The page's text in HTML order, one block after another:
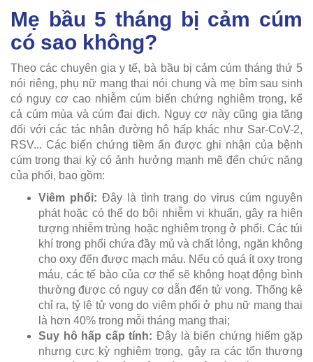
Mẹ bầu 5 tháng bị cảm cúm
có sao không?
Theo các chuyên gia y tế, bà bầu bị cảm cúm tháng thứ 5
nói riêng, phụ nữ mang thai nói chung và mẹ bỉm sau sinh
có nguy cơ cao nhiễm cúm biến chứng nghiêm trọng, kể
cả cúm mùa và cúm đại dịch. Nguy cơ này cũng gia tăng
đối với các tác nhân đường hô hấp khác như Sar-CoV-2,
RSV... Các biến chứng tiềm ẩn được ghi nhận của bệnh
cúm trong thai kỳ có ảnh hưởng mạnh mẽ đến chức năng
của phổi, bao gồm:
Viêm phổi: Đây là tình trạng do virus cúm nguyên
phát hoặc có thể do bội nhiễm vi khuẩn, gây ra hiện
tượng nhiễm trùng hoặc nghiêm trọng ở phổi. Các túi
khí trong phổi chứa đầy mủ và chất lỏng, ngăn không
cho oxy đến được mạch máu. Nếu có quá ít oxy trong
máu, các tế bào của cơ thể sẽ không hoạt động bình
thường được có nguy cơ dẫn đến tử vong. Thống kê
chỉ ra, tỷ lệ tử vong do viêm phổi ở phụ nữ mang thai
là hơn 40% trong mỗi tháng mang thai;
Suy hô hấp cấp tính: Đây là biến chứng hiếm gặp
nhưng cực kỳ nghiêm trọng, gây ra các tổn thương